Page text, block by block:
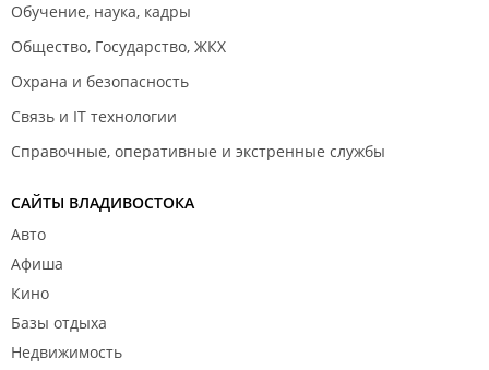
Обучение, наука, кадры
Общество, Государство, ЖКХ
Охрана и безопасность
Связь и IT технологии
Справочные, оперативные и экстренные службы
САЙТЫ ВЛАДИВОСТОКА
Авто
Афиша
Кино
Базы отдыха
Недвижимость